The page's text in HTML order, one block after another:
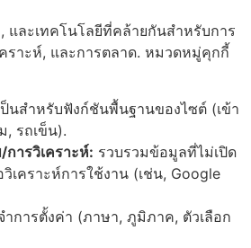
และเทคโนโลยีที่คล้ายกันสำหรับการ
ราะห์, และการตลาด. หมวดหมู่คุกกี้
ป็นสำหรับฟังก์ชันพื้นฐานของไซต์ (เข้า
, รถเข็น).
ารวิเคราะห์: รวบรวมข้อมูลที่ไม่เปิด
วิเคราะห์การใช้งาน (เช่น, Google
ำการตั้งค่า (ภาษา, ภูมิภาค, ตัวเลือก